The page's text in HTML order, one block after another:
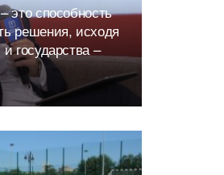
это способность
решения, исходя
государства –